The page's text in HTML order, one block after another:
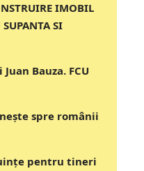
IMOBIL
SUPANTA SI
Bauza. FCU
spre românii
pentru tineri